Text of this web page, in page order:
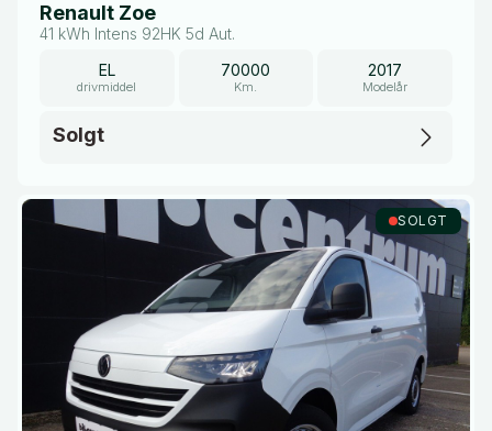
Renault Zoe
41 kWh Intens 92HK 5d Aut.
EL
drivmiddel
70000
Km.
2017
Modelår
Solgt
SOLGT